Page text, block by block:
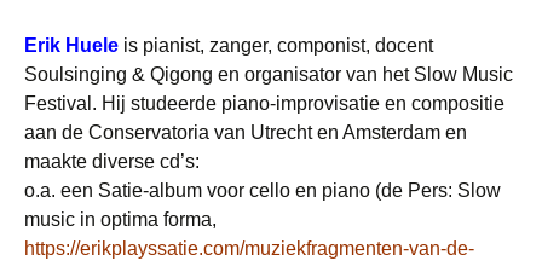
Erik Huele is pianist, zanger, componist, docent
Soulsinging & Qigong en organisator van het Slow Music
Festival. Hij studeerde piano-improvisatie en compositie
aan de Conservatoria van Utrecht en Amsterdam en
maakte diverse cd’s:
o.a. een Satie-album voor cello en piano (de Pers: Slow
music in optima forma,
https://erikplayssatie.com/muziekfragmenten-van-de-